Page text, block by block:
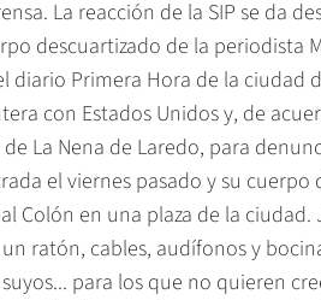
La reacción de la SIP se da
descuartizado de la periodista
diario Primera Hora de la ciudad
con Estados Unidos y, de
La Nena de Laredo, para
el viernes pasado y su
Colón en una plaza de la ciudad.
ratón, cables, audífonos y
para los que no quieren